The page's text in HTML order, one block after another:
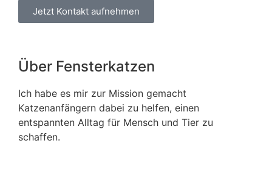
Jetzt Kontakt aufnehmen
Über Fensterkatzen
Ich habe es mir zur Mission gemacht
Katzenanfängern dabei zu helfen, einen
entspannten Alltag für Mensch und Tier zu
schaffen.